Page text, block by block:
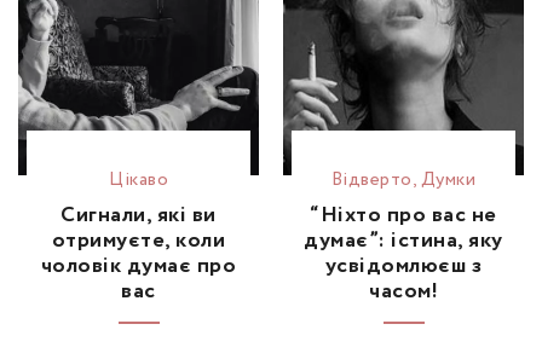
Цікаво
Сигнали, які ви
отримуєте, коли
чоловік думає про
вас
Відвертo,Думки
“Ніхто про вас не
думає”: істина, яку
усвідомлюєш з
часом!